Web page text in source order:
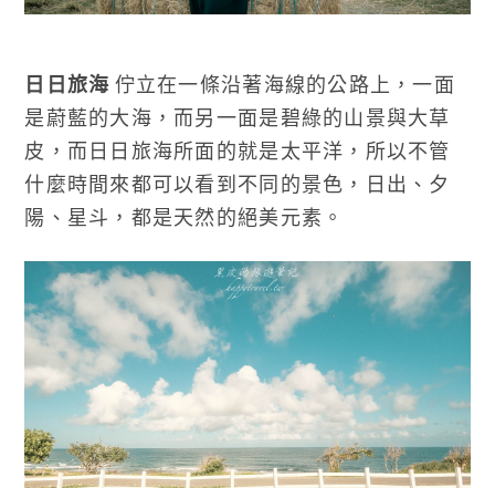
日日旅海 佇立在一條沿著海線的公路上，一面
是蔚藍的大海，而另一面是碧綠的山景與大草
皮，而日日旅海所面的就是太平洋，所以不管
什麼時間來都可以看到不同的景色，日出、夕
陽、星斗，都是天然的絕美元素。